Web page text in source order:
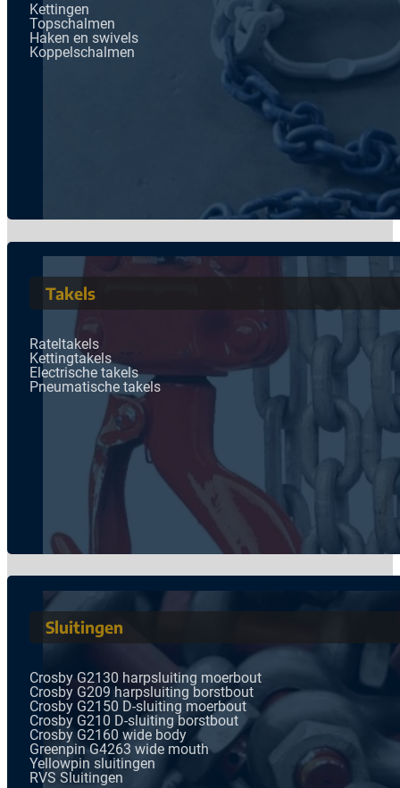
Kettingen
Topschalmen
Haken en swivels
Koppelschalmen
Takels
Rateltakels
Kettingtakels
Electrische takels
Pneumatische takels
Sluitingen
Crosby G2130 harpsluiting moerbout
Crosby G209 harpsluiting borstbout
Crosby G2150 D-sluiting moerbout
Crosby G210 D-sluiting borstbout
Crosby G2160 wide body
Greenpin G4263 wide mouth
Yellowpin sluitingen
RVS Sluitingen